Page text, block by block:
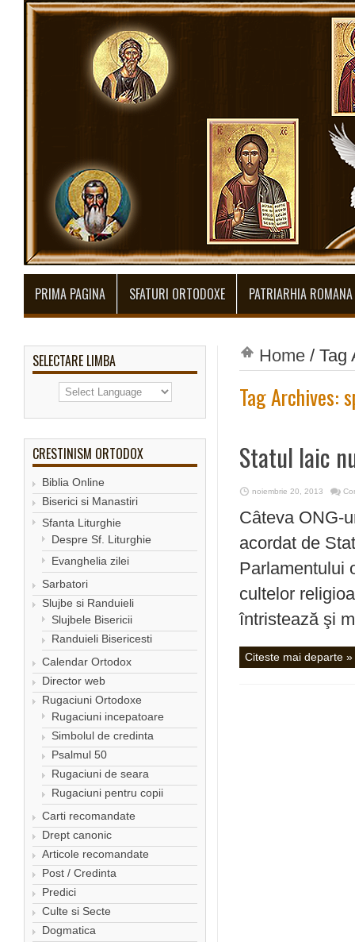
PRIMA PAGINA SFATURI ORTODOXE PATRIARHIA ROMANA
Home / Tag
Tag Archives:
Statul laic
noiembrie 20, 2013
Câteva ONG-
acordat de
Parlamentului
cultelor
întristează şi
Citeste mai departe »
SELECTARE LIMBA
CRESTINISM ORTODOX
Biblia Online
Biserici si Manastiri
Sfanta Liturghie
Despre Sf. Liturghie
Evanghelia zilei
Sarbatori
Slujbe si Randuieli
Slujbele Bisericii
Randuieli Bisericesti
Calendar Ortodox
Director web
Rugaciuni Ortodoxe
Rugaciuni incepatoare
Simbolul de credinta
Psalmul 50
Rugaciuni de seara
Rugaciuni pentru copii
Carti recomandate
Drept canonic
Articole recomandate
Post / Credinta
Predici
Culte si Secte
Dogmatica